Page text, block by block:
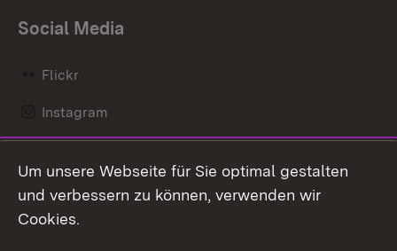
Social Media
Flickr
Instagram
Mastodon
Messenger
Um unsere Webseite für Sie optimal gestalten
und verbessern zu können, verwenden wir
Cookies.